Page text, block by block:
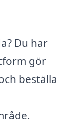
Du har
gör
beställa